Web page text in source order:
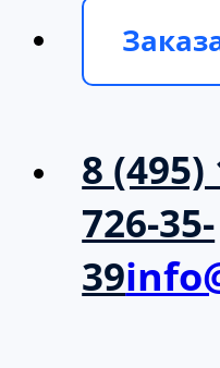
8 (495)
726-35-
39